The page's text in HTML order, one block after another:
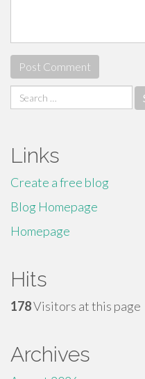
Search
for:
Links
Create a free blog
Blog Homepage
Homepage
Hits
178Visitors at this page
Archives